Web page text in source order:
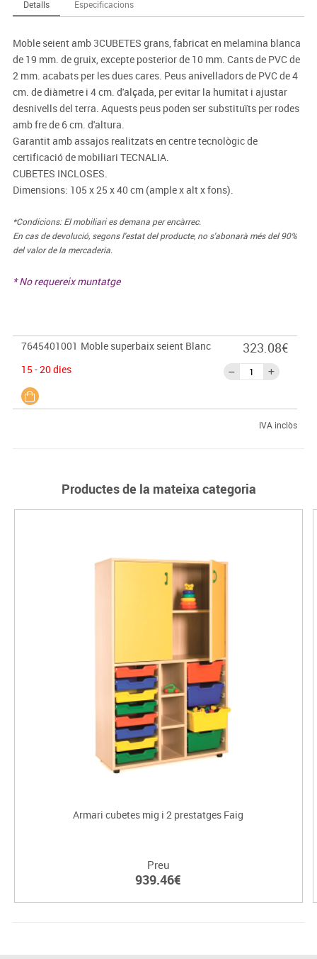
Detalls Especificacions
Moble seient amb 3CUBETES grans, fabricat en melamina blanca
de 19 mm. de gruix, excepte posterior de 10 mm. Cants de PVC de
2 mm. acabats per les dues cares. Peus anivelladors de PVC de 4
cm. de diàmetre i 4 cm. d'alçada, per evitar la humitat i ajustar
desnivells del terra. Aquests peus poden ser substituïts per rodes
amb fre de 6 cm. d'altura.
Garantit amb assajos realitzats en centre tecnològic de
certificació de mobiliari TECNALIA.
CUBETES INCLOSES.
Dimensions: 105 x 25 x 40 cm (ample x alt x fons).
*Condicions: El mobiliari es demana per encàrrec.
En cas de devolució, segons l'estat del producte, no s'abonarà més del 90%
del valor de la mercaderia.
* No requereix muntatge
7645401001 Moble superbaix seient Blanc
15 - 20 dies
323.08€
IVA inclòs
Productes de la mateixa categoria
Armari cubetes mig i 2 prestatges Faig
Preu
939.46€